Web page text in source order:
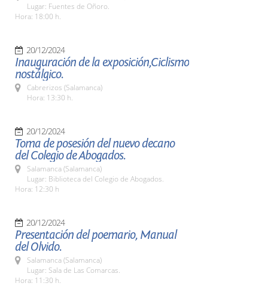
Lugar: Fuentes de Oñoro.
Hora: 18:00 h.
20/12/2024
Inauguración de la exposición,Ciclismo
nostálgico.
Cabrerizos (Salamanca)
Hora: 13:30 h.
20/12/2024
Toma de posesión del nuevo decano
del Colegio de Abogados.
Salamanca (Salamanca)
Lugar: Biblioteca del Colegio de Abogados.
Hora: 12:30 h
20/12/2024
Presentación del poemario, Manual
del Olvido.
Salamanca (Salamanca)
Lugar: Sala de Las Comarcas.
Hora: 11:30 h.